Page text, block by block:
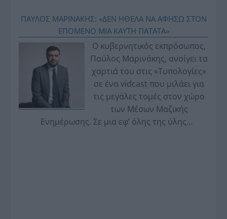
ΠΑΥΛΟΣ ΜΑΡΙΝΑΚΗΣ: «ΔΕΝ ΗΘΕΛΑ ΝΑ ΑΦΗΣΩ ΣΤΟΝ
ΕΠΟΜΕΝΟ ΜΙΑ ΚΑΥΤΗ ΠΑΤΑΤΑ»
Ο κυβερνητικός εκπρόσωπος,
Παύλος Μαρινάκης, ανοίγει τα
χαρτιά του στις «Τυπολογίες»
σε ένα vidcast που μιλάει για
τις μεγάλες τομές στον χώρο
των Μέσων Μαζικής
Ενημέρωσης. Σε μια εφ’ όλης της ύλης